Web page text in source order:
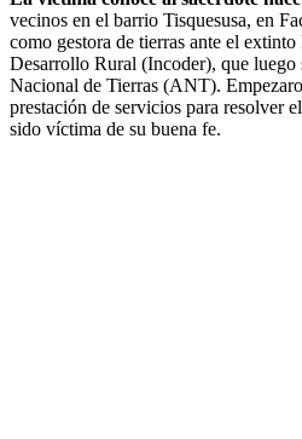
vecinos en el barrio Tisquesusa, en
como gestora de tierras ante el
Desarrollo Rural (Incoder), que luego
Nacional de Tierras (ANT).
prestación de servicios para resolver
sido víctima de su buena fe.